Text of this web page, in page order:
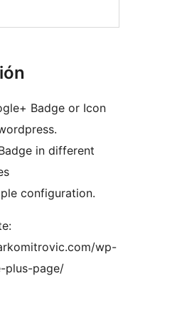
Badge or Icon
in different
configuration.
wp-
plus-page/